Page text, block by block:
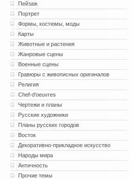
Пейзаж
Портрет
Формы, костюмы, моды
Карты
Животные и растения
Жанровые сцены
Военные сцены
Гравюры с живописных оригиналов
Религия
Chef-d'oeuvres
Чертежи и планы
Русские художники
Планы русских городов
Восток
Декоративно-прикладное искусство
Народы мира
Античность
Прочие темы